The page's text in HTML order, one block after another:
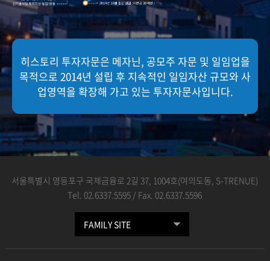
히스토리 투자자문은 메자닌, 공모주 자문 및 일임업을
목적으로 2014년 설립 후 지속적인 일임자산 규모와 사
업영역을 확장해 가고 있는 투자자문사입니다.
서울특별시 영등포구 국제금융로 2길 37, 1004호(여의도동, S-TRENUE)
Tel. 02.6337.5595 / Fax. 02.6337.5596
FAMILY SITE